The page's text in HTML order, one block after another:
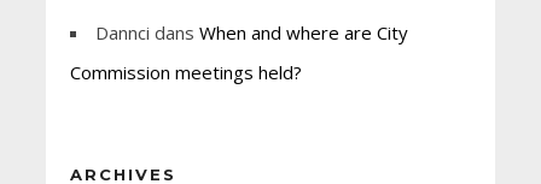
Dannci dans When and where are City
Commission meetings held?
ARCHIVES